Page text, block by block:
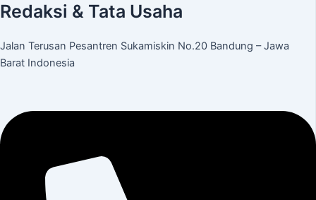
Redaksi & Tata Usaha
Jalan Terusan Pesantren Sukamiskin No.20 Bandung – Jawa
Barat Indonesia